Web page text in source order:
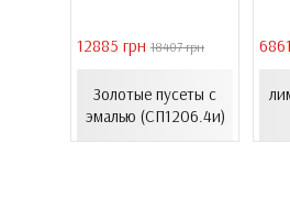
12885 грн 18407 грн
Золотые пусеты с
эмалью (СП1206.4и)